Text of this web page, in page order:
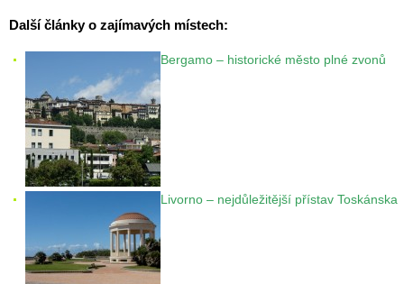
Další články o zajímavých místech:
Bergamo – historické město plné zvonů
Livorno – nejdůležitější přístav Toskánska